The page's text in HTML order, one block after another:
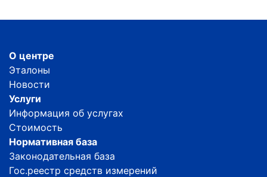
О центре
Эталоны
Новости
Услуги
Информация об услугах
Стоимость
Нормативная база
Законодательная база
Гос.реестр средств измерений